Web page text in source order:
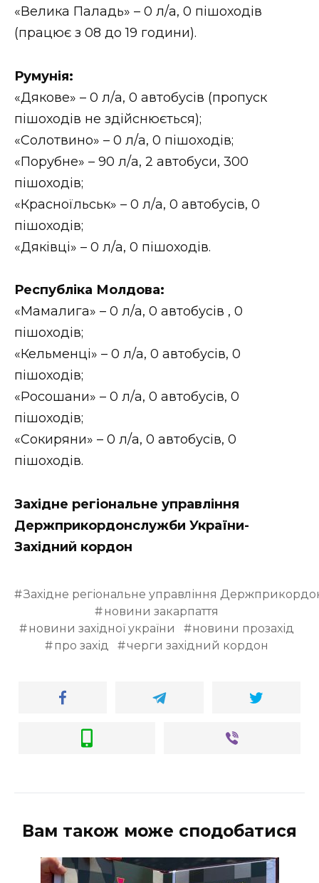
«Велика Паладь» – 0 л/а, 0 пішоходів
(працює з 08 до 19 години).
Румунія:
«Дякове» – 0 л/а, 0 автобусів (пропуск
пішоходів не здійснюється);
«Солотвино» – 0 л/а, 0 пішоходів;
«Порубне» – 90 л/а, 2 автобуси, 300
пішоходів;
«Красноїльськ» – 0 л/а, 0 автобусів, 0
пішоходів;
«Дяківці» – 0 л/а, 0 пішоходів.
Республіка Молдова:
«Мамалига» – 0 л/а, 0 автобусів , 0
пішоходів;
«Кельменці» – 0 л/а, 0 автобусів, 0
пішоходів;
«Росошани» – 0 л/а, 0 автобусів, 0
пішоходів;
«Сокиряни» – 0 л/а, 0 автобусів, 0
пішоходів.
Західне регіональне управління
Держприкордонслужби України-
Західний кордон
Західне регіональне управління
новини закарпаття
новини західної україни
новини прозахід
про захід
черги західний кордон
Вам також може сподобатися